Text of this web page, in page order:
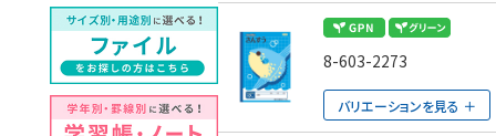
8-603-2273
バリエーションを見る